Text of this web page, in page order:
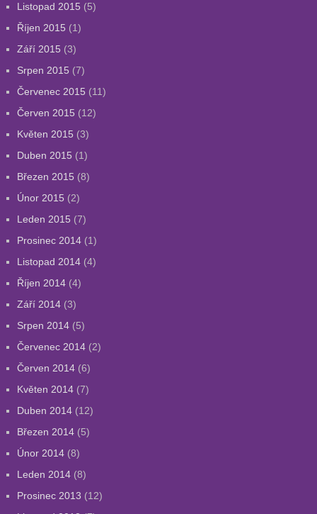
Listopad 2015 (5)
Říjen 2015 (1)
Září 2015 (3)
Srpen 2015 (7)
Červenec 2015 (11)
Červen 2015 (12)
Květen 2015 (3)
Duben 2015 (1)
Březen 2015 (8)
Únor 2015 (2)
Leden 2015 (7)
Prosinec 2014(1)
Listopad 2014(4)
Říjen 2014(4)
Září 2014(3)
Srpen 2014(5)
Červenec 2014(2)
Červen 2014(6)
Květen 2014(7)
Duben 2014(12)
Březen 2014(5)
Únor 2014(8)
Leden 2014(8)
Prosinec 2013 (12)